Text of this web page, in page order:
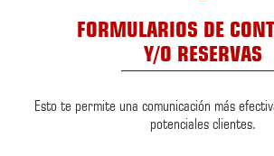
FORMULARIOS DE
Y/O RESERVAS
Esto te permite una comunicación más
potenciales clientes.